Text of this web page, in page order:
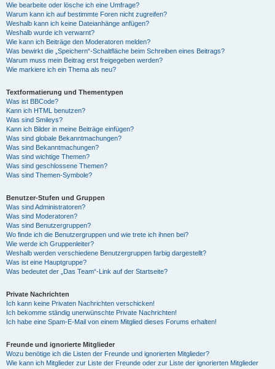
Wie bearbeite oder lösche ich eine Umfrage?
Warum kann ich auf bestimmte Foren nicht zugreifen?
Weshalb kann ich keine Dateianhänge anfügen?
Weshalb wurde ich verwarnt?
Wie kann ich Beiträge den Moderatoren melden?
Was bewirkt die „Speichern“-Schaltfläche beim Schreiben eines Beitrags?
Warum muss mein Beitrag erst freigegeben werden?
Wie markiere ich ein Thema als neu?
Textformatierung und Thementypen
Was ist BBCode?
Kann ich HTML benutzen?
Was sind Smileys?
Kann ich Bilder in meine Beiträge einfügen?
Was sind globale Bekanntmachungen?
Was sind Bekanntmachungen?
Was sind wichtige Themen?
Was sind geschlossene Themen?
Was sind Themen-Symbole?
Benutzer-Stufen und Gruppen
Was sind Administratoren?
Was sind Moderatoren?
Was sind Benutzergruppen?
Wo finde ich die Benutzergruppen und wie trete ich ihnen bei?
Wie werde ich Gruppenleiter?
Weshalb werden verschiedene Benutzergruppen farbig dargestellt?
Was ist eine Hauptgruppe?
Was bedeutet der „Das Team“-Link auf der Startseite?
Private Nachrichten
Ich kann keine Privaten Nachrichten verschicken!
Ich bekomme ständig unerwünschte Private Nachrichten!
Ich habe eine Spam-E-Mail von einem Mitglied dieses Forums erhalten!
Freunde und ignorierte Mitglieder
Wozu benötige ich die Listen der Freunde und ignorierten Mitglieder?
Wie kann ich Mitglieder zur Liste der Freunde oder zur Liste der ignorierten Mitglieder